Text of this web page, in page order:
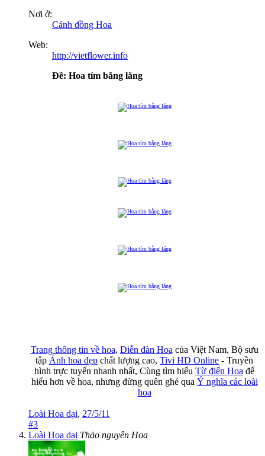
Nơi ở:
Cánh đồng Hoa
Web:
http://vietflower.info
Ðề: Hoa tím bằng lăng
Trang thông tin về hoa, Diễn đàn Hoa của Việt Nam, Bộ sưu
tập Ảnh hoa đẹp chất lượng cao, Tivi HD Online - Truyền
hình trực tuyến nhanh nhất, Cùng tìm hiểu Từ điển Hoa để
hiểu hơn về hoa, nhưng đừng quên ghé qua Ý nghĩa các loài
hoa
Loài Hoa dại, 27/5/11
#3
Loài Hoa dại Thảo nguyên Hoa